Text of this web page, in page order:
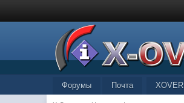
Почта XOVER
Форумы